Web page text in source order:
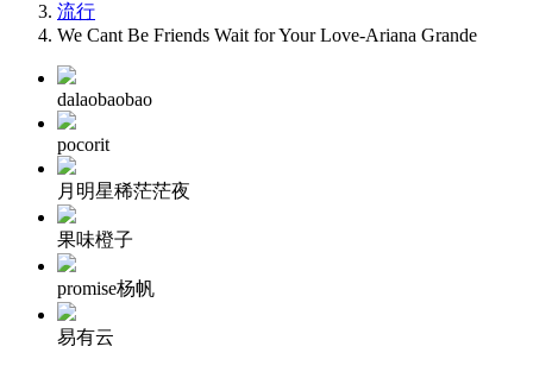
流行
We Cant Be Friends Wait for Your Love-Ariana Grande
dalaobaobao
pocorit
月明星稀茫茫夜
果味橙子
promise杨帆
易有云